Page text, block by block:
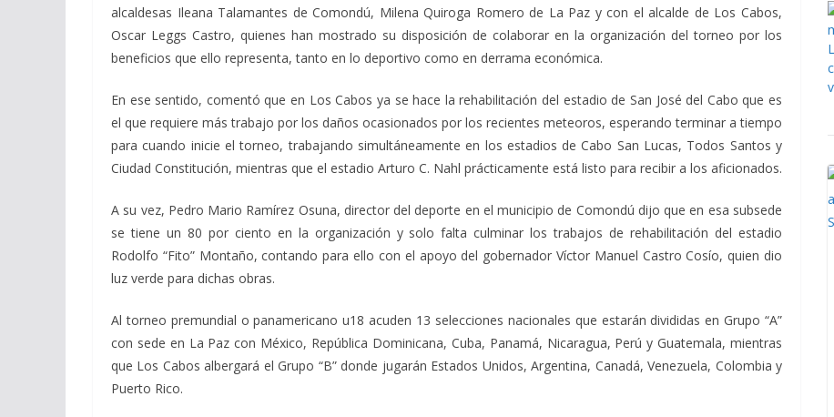
alcaldesas Ileana Talamantes de Comondú, Milena Quiroga Romero de La Paz y con el alcalde de Los Cabos,
Oscar Leggs Castro, quienes han mostrado su disposición de colaborar en la organización del torneo por los
beneficios que ello representa, tanto en lo deportivo como en derrama económica.
En ese sentido, comentó que en Los Cabos ya se hace la rehabilitación del estadio de San José del Cabo que es
el que requiere más trabajo por los daños ocasionados por los recientes meteoros, esperando terminar a tiempo
para cuando inicie el torneo, trabajando simultáneamente en los estadios de Cabo San Lucas, Todos Santos y
Ciudad Constitución, mientras que el estadio Arturo C. Nahl prácticamente está listo para recibir a los aficionados.
A su vez, Pedro Mario Ramírez Osuna, director del deporte en el municipio de Comondú dijo que en esa subsede
se tiene un 80 por ciento en la organización y solo falta culminar los trabajos de rehabilitación del estadio
Rodolfo “Fito” Montaño, contando para ello con el apoyo del gobernador Víctor Manuel Castro Cosío, quien dio
luz verde para dichas obras.
Al torneo premundial o panamericano u18 acuden 13 selecciones nacionales que estarán divididas en Grupo “A”
con sede en La Paz con México, República Dominicana, Cuba, Panamá, Nicaragua, Perú y Guatemala, mientras
que Los Cabos albergará el Grupo “B” donde jugarán Estados Unidos, Argentina, Canadá, Venezuela, Colombia y
Puerto Rico.